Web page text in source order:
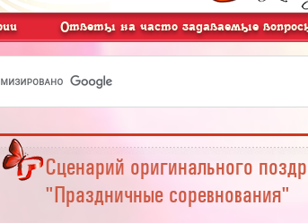
Ответы на часто задаваемые
Сценарий оригинального
"Праздничные соревнования"